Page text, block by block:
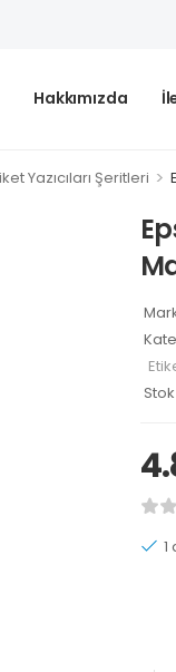
Hakkımızda
Yazıcıları Şeritleri >
1